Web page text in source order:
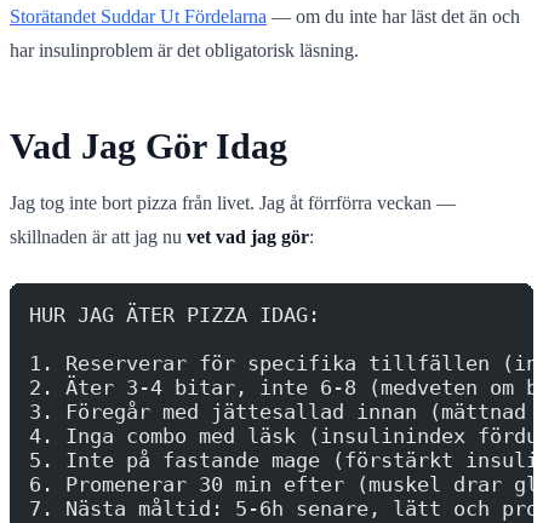
Storätandet Suddar Ut Fördelarna — om du inte har läst det än och
har insulinproblem är det obligatorisk läsning.
Vad Jag Gör Idag
Jag tog inte bort pizza från livet. Jag åt förrförra veckan —
skillnaden är att jag nu vet vad jag gör:
HUR JAG ÄTER PIZZA IDAG:
1. Reserverar för specifika tillfällen
2. Äter 3-4 bitar, inte 6-8 (medveten om
3. Föregår med jättesallad innan
4. Inga combo med läsk (insulinindex
5. Inte på fastande mage (förstärkt
6. Promenerar 30 min efter (muskel drar
7. Nästa måltid: 5-6h senare, lätt och